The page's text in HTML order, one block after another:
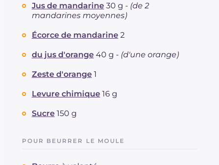
Jus de mandarine 30 g - (de 2
mandarines moyennes)
Écorce de mandarine 2
du jus d'orange 40 g - (d'une orange)
Zeste d'orange 1
Levure chimique 16 g
Sucre 150 g
POUR BEURRER LE MOULE